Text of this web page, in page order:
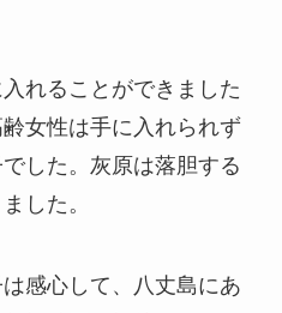
れることができました
女性は手に入れられず
した。灰原は落胆する
した。
感心して、八丈島にあ